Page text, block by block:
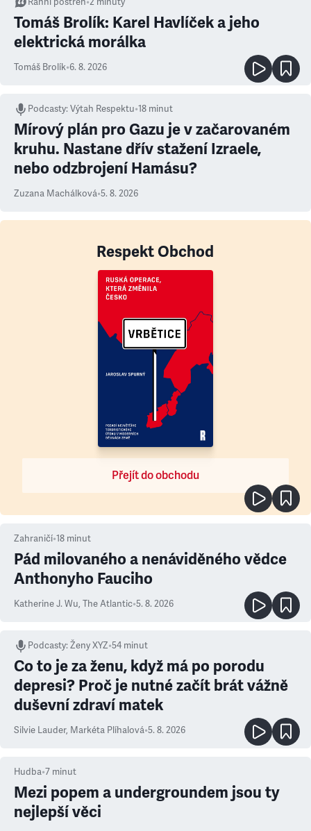
Tomáš Brolík: Karel Havlíček a jeho
elektrická morálka
Tomáš Brolík•6. 8. 2026
Podcasty:Výtah Respektu•18 minut
Mírový plán pro Gazu je v začarovaném
kruhu. Nastane dřív stažení Izraele,
nebo odzbrojení Hamásu?
Zuzana Machálková•5. 8. 2026
Respekt Obchod
Přejít do obchodu
Zahraničí•18 minut
Pád milovaného a nenáviděného vědce
Anthonyho Fauciho
Katherine J. Wu, The Atlantic•5. 8. 2026
Podcasty:Ženy XYZ•54 minut
Co to je za ženu, když má po porodu
depresi? Proč je nutné začít brát vážně
duševní zdraví matek
Silvie Lauder, Markéta Plíhalová•5. 8. 2026
Hudba•7 minut
Mezi popem a undergroundem jsou ty
nejlepší věci